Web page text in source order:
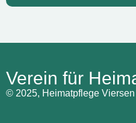
Verein für
© 2025, Heimatpflege Viersen